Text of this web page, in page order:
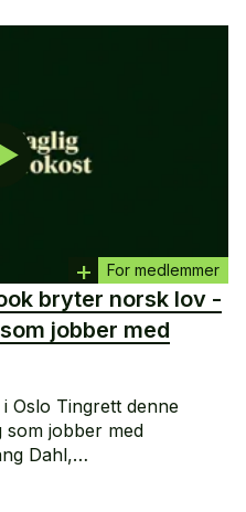
For medlemmer
bryter norsk lov -
jobber med
Oslo Tingrett denne
jobber med
Dahl,